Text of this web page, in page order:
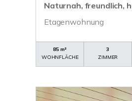
Naturnah, freundlich,
Etagenwohnung
85 m²
WOHNFLÄCHE
3
ZIMMER